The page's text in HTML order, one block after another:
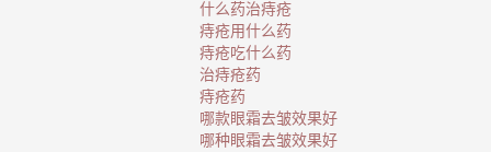
什么药治痔疮
痔疮用什么药
痔疮吃什么药
治痔疮药
痔疮药
哪款眼霜去皱效果好
哪种眼霜去皱效果好